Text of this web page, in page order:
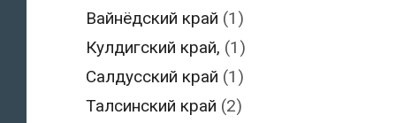
Вайнёдский край (1)
Кулдигский край, (1)
Салдусский край (1)
Талсинский край (2)